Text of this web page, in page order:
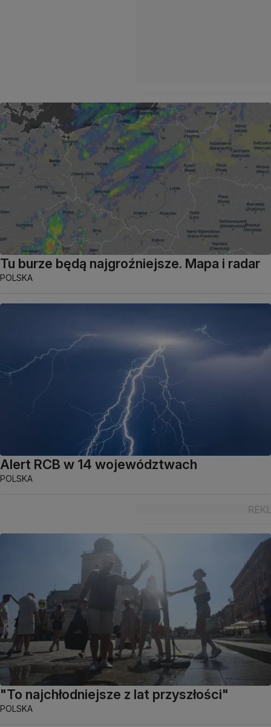
Tu burze będą najgroźniejsze. Mapa i radar
POLSKA
Alert RCB w 14 województwach
POLSKA
"To najchłodniejsze z lat przyszłości"
POLSKA